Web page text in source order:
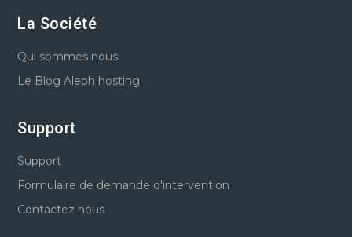
La Société
Qui sommes nous
Le Blog Aleph hosting
Support
Support
Formulaire de demande d'intervention
Contactez nous